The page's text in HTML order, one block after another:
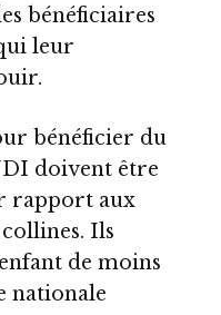
bénéficiaires
leur
bénéficier du
doivent être
rapport aux
Ils
de moins
nationale